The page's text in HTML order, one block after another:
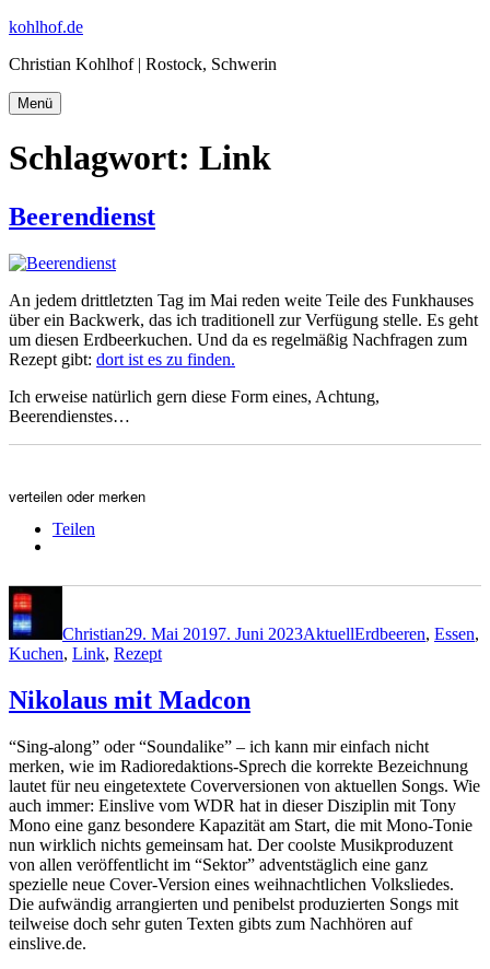
Zum
springen
kohlhof.de
Christian Kohlhof | Rostock, Schwerin
Menü
Schlagwort: Link
Beerendienst
An jedem drittletzten Tag im Mai reden weite Teile des Funkhauses
über ein Backwerk, das ich traditionell zur Verfügung stelle. Es geht
um diesen Erdbeerkuchen. Und da es regelmäßig Nachfragen zum
Rezept gibt: dort ist es zu finden.
Ich erweise natürlich gern diese Form eines, Achtung,
Beerendienstes…
verteilen oder merken
Teilen
Christian29. Mai 20197. Juni 2023AktuellErdbeeren, Essen,
Kuchen, Link, Rezept
Nikolaus mit Madcon
“Sing-along” oder “Soundalike” – ich kann mir einfach nicht
merken, wie im Radioredaktions-Sprech die korrekte Bezeichnung
lautet für neu eingetextete Coverversionen von aktuellen Songs. Wie
auch immer: Einslive vom WDR hat in dieser Disziplin mit Tony
Mono eine ganz besondere Kapazität am Start, die mit Mono-Tonie
nun wirklich nichts gemeinsam hat. Der coolste Musikproduzent
von allen veröffentlicht im “Sektor” adventstäglich eine ganz
spezielle neue Cover-Version eines weihnachtlichen Volksliedes.
Die aufwändig arrangierten und penibelst produzierten Songs mit
teilweise doch sehr guten Texten gibts zum Nachhören auf
einslive.de.